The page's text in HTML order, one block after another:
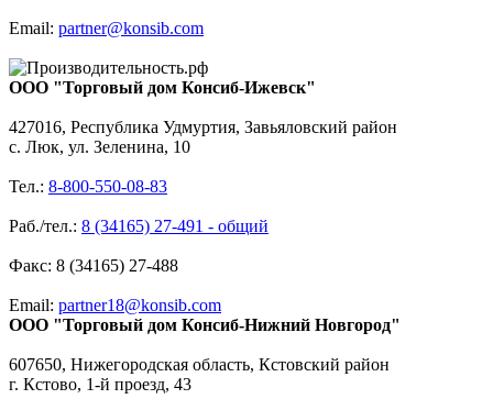
Email: partner@konsib.com
ООО "Торговый дом Консиб-Ижевск"
427016, Республика Удмуртия, Завьяловский район
с. Люк, ул. Зеленина, 10
Тел.: 8-800-550-08-83
Раб./тел.: 8 (34165) 27-491 - общий
Факс: 8 (34165) 27-488
Email: partner18@konsib.com
ООО "Торговый дом Консиб-Нижний Новгород"
607650, Нижегородская область, Кстовский район
г. Кстово, 1-й проезд, 43